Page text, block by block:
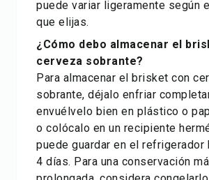
puede variar ligeramente según
que elijas.
¿Cómo debo almacenar el
cerveza sobrante?
Para almacenar el brisket con
sobrante, déjalo enfriar
envuélvelo bien en plástico o
o colócalo en un recipiente
puede guardar en el refrigerador
4 días. Para una conservación